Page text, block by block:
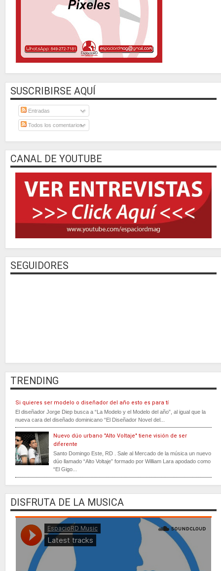
SUSCRIBIRSE AQUÍ
Entradas
Todos los comentarios
CANAL DE YOUTUBE
SEGUIDORES
TRENDING
Si quieres ser modelo o diseñador del año esto es para tí
El diseñador Jorge Diep busca a “La Modelo y el Modelo del año”, al igual que la
nueva cara del diseñado dominicano “El Diseñador Novel del...
Nuevo dúo urbano "Alto Voltaje" tiene visión de ser
diferente
Santo Domingo Este, RD . Sale al Mercado de la música un nuevo
dúo llamado “Alto Voltaje” formado por William Lara apodado como
“El Gigo...
DISFRUTA DE LA MUSICA